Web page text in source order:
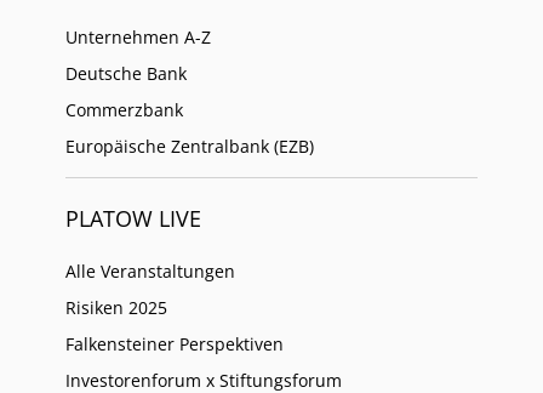
Unternehmen A-Z
Deutsche Bank
Commerzbank
Europäische Zentralbank (EZB)
PLATOW LIVE
Alle Veranstaltungen
Risiken 2025
Falkensteiner Perspektiven
Investorenforum x Stiftungsforum